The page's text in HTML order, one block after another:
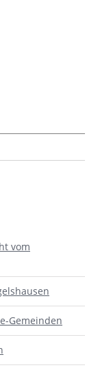
vom
Gemeinden